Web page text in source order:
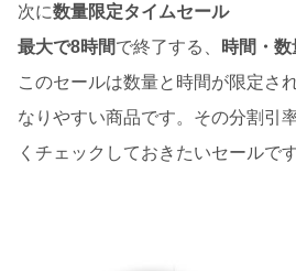
次に数量限定タイムセール
最大で8時間で終了する、 時間・
このセールは数量と時間が限定さ
なりやすい商品です。その分割引
くチェックしておきたいセールです